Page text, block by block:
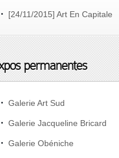
[24/11/2015] Art En Capitale
permanentes
Galerie Art Sud
Galerie Jacqueline Bricard
Galerie Obéniche